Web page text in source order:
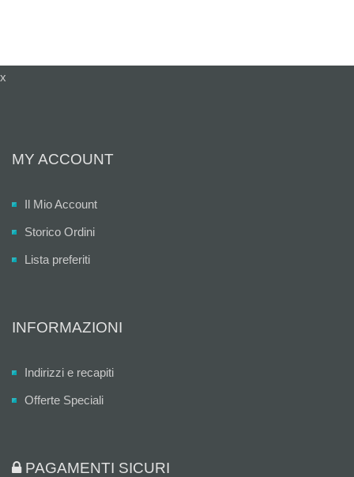
x
MY ACCOUNT
Il Mio Account
Storico Ordini
Lista preferiti
INFORMAZIONI
Indirizzi e recapiti
Offerte Speciali
PAGAMENTI SICURI